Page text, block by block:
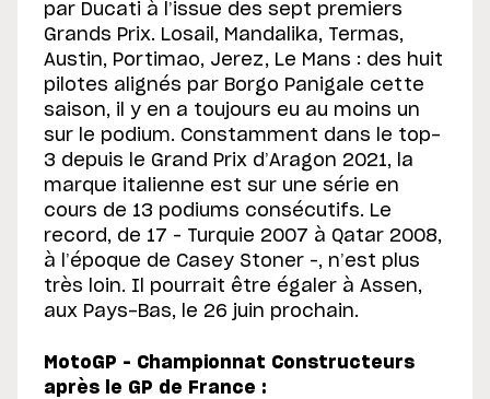
par Ducati à l’issue des sept premiers
Grands Prix. Losail, Mandalika, Termas,
Austin, Portimao, Jerez, Le Mans : des huit
pilotes alignés par Borgo Panigale cette
saison, il y en a toujours eu au moins un
sur le podium. Constamment dans le top-
3 depuis le Grand Prix d’Aragon 2021, la
marque italienne est sur une série en
cours de 13 podiums consécutifs. Le
record, de 17 – Turquie 2007 à Qatar 2008,
à l’époque de Casey Stoner –, n’est plus
très loin. Il pourrait être égaler à Assen,
aux Pays-Bas, le 26 juin prochain.
MotoGP – Championnat Constructeurs
après le GP de France :